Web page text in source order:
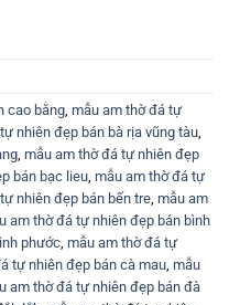
cao bằng mẫu am thờ đá tự
nhiên đẹp bán bà rịa vũng tàu
mẫu am thờ đá tự nhiên đẹp
bán bạc lieu mẫu am thờ đá tự
nhiên đẹp bán bến tre mẫu am
am thờ đá tự nhiên đẹp bán bình
phước mẫu am thờ đá tự
tự nhiên đẹp bán cà mau mẫu
am thờ đá tự nhiên đẹp bán đà